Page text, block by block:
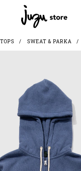
TOPS SWEAT & PARKA